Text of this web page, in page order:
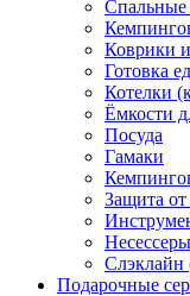
Коврики
Готовка
Котелки
Ёмкости
Посуда
Гамаки
Защита
Слэклайн
Подарочные